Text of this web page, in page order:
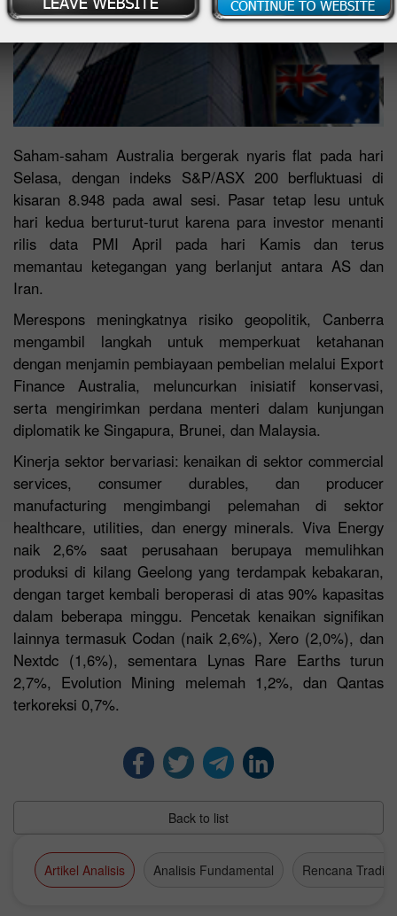
Saham-saham Australia bergerak nyaris flat pada hari
Selasa, dengan indeks S&P/ASX 200 berfluktuasi di
kisaran 8.948 pada awal sesi. Pasar tetap lesu untuk
hari kedua berturut-turut karena para investor menanti
rilis data PMI April pada hari Kamis dan terus
memantau ketegangan yang berlanjut antara AS dan
Iran.
Merespons meningkatnya risiko geopolitik, Canberra
mengambil langkah untuk memperkuat ketahanan
dengan menjamin pembiayaan pembelian melalui Export
Finance Australia, meluncurkan inisiatif konservasi,
serta mengirimkan perdana menteri dalam kunjungan
diplomatik ke Singapura, Brunei, dan Malaysia.
Kinerja sektor bervariasi: kenaikan di sektor commercial
services, consumer durables, dan producer
manufacturing mengimbangi pelemahan di sektor
healthcare, utilities, dan energy minerals. Viva Energy
naik 2,6% saat perusahaan berupaya memulihkan
produksi di kilang Geelong yang terdampak kebakaran,
dengan target kembali beroperasi di atas 90% kapasitas
dalam beberapa minggu. Pencetak kenaikan signifikan
lainnya termasuk Codan (naik 2,6%), Xero (2,0%), dan
Nextdc (1,6%), sementara Lynas Rare Earths turun
2,7%, Evolution Mining melemah 1,2%, dan Qantas
terkoreksi 0,7%.
Back to list
Artikel Analisis Analisis Fundamental Rencana